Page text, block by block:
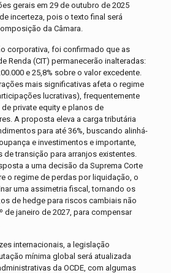
gerais em 29 de outubro de 2025
incerteza, pois o texto final será
da Câmara.
corporativa, foi confirmado que as
Renda (CIT) permanecerão inalteradas:
e 25,8% sobre o valor excedente.
mais significativas afeta o regime
lucrativas), frequentemente
private equity e planos de
A proposta eleva a carga tributária
para até 36%, buscando alinhá-
e investimentos e importante,
de transição para arranjos existentes.
a uma decisão da Suprema Corte
o regime de perdas por liquidação, o
uma assimetria fiscal, tornando os
de hedge para riscos cambiais não
de janeiro de 2027, para compensar
internacionais, a legislação
mínima global será atualizada
da OCDE, com algumas